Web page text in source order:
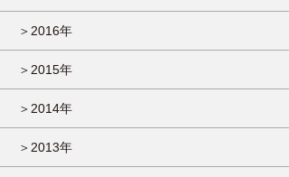
＞2016年
＞2015年
＞2014年
＞2013年